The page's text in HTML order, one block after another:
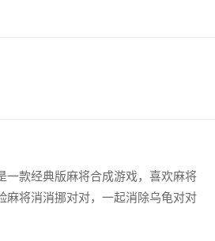
一款经典版麻将合成游戏，喜欢麻将
麻将消消挪对对，一起消除乌龟对对